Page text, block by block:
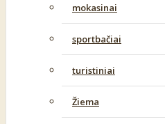
mokasinai
sportbačiai
turistiniai
Žiema